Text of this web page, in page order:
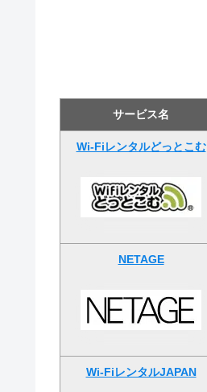
サービス名
Wi-Fiレンタルどっとこむ
NETAGE
Wi-FiレンタルJAPAN